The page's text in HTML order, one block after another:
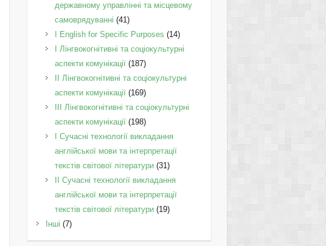
державному управлінні та місцевому
самоврядуванні (41)
І English for Specific Purposes (14)
I Лінгвокогнітивні та соціокультурні
аспекти комунікації(187)
IІ Лінгвокогнітивні та соціокультурні
аспекти комунікації(169)
IІI Лінгвокогнітивні та соціокультурні
аспекти комунікації(198)
I Cучасні технології викладання
англійської мови та інтерпретації
текстів світової літератури(31)
II Cучасні технології викладання
англійської мови та інтерпретації
текстів світової літератури(19)
Інші (7)